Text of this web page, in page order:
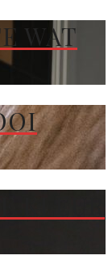
WAT